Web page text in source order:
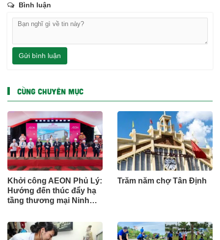
Bình luận
Gửi bình luận
CÙNG CHUYÊN MỤC
Khởi công AEON Phủ Lý:
Hướng đến thúc đẩy hạ
tầng thương mại Ninh
Trăm năm chợ Tân Định